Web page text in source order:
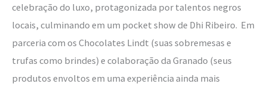
celebração do luxo, protagonizada por talentos negros
locais, culminando em um pocket show de Dhi Ribeiro. Em
parceria com os Chocolates Lindt (suas sobremesas e
trufas como brindes) e colaboração da Granado (seus
produtos envoltos em uma experiência ainda mais